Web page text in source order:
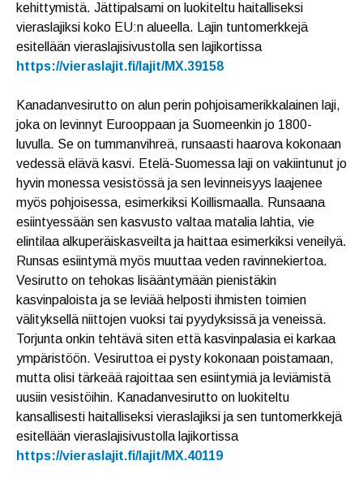
kehittymistä. Jättipalsami on luokiteltu haitalliseksi
vieraslajiksi koko EU:n alueella. Lajin tuntomerkkejä
esitellään vieraslajisivustolla sen lajikortissa
https://vieraslajit.fi/lajit/MX.39158
Kanadanvesirutto on alun perin pohjoisamerikkalainen laji,
joka on levinnyt Eurooppaan ja Suomeenkin jo 1800-
luvulla. Se on tummanvihreä, runsaasti haarova kokonaan
vedessä elävä kasvi. Etelä-Suomessa laji on vakiintunut jo
hyvin monessa vesistössä ja sen levinneisyys laajenee
myös pohjoisessa, esimerkiksi Koillismaalla. Runsaana
esiintyessään sen kasvusto valtaa matalia lahtia, vie
elintilaa alkuperäiskasveilta ja haittaa esimerkiksi veneilyä.
Runsas esiintymä myös muuttaa veden ravinnekiertoa.
Vesirutto on tehokas lisääntymään pienistäkin
kasvinpaloista ja se leviää helposti ihmisten toimien
välityksellä niittojen vuoksi tai pyydyksissä ja veneissä.
Torjunta onkin tehtävä siten että kasvinpalasia ei karkaa
ympäristöön. Vesiruttoa ei pysty kokonaan poistamaan,
mutta olisi tärkeää rajoittaa sen esiintymiä ja leviämistä
uusiin vesistöihin. Kanadanvesirutto on luokiteltu
kansallisesti haitalliseksi vieraslajiksi ja sen tuntomerkkejä
esitellään vieraslajisivustolla lajikortissa
https://vieraslajit.fi/lajit/MX.40119